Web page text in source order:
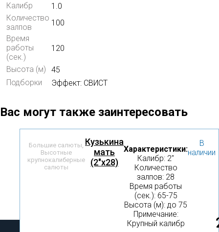
Калибр
1.0
Количество
залпов
100
Время
работы
(сек.)
120
Высота (м)
45
Подборки
Эффект: СВИСТ
Вас могут также заинтересовать
Большие салюты,
Высотные
крупнокалиберные
салюты
Кузькина
мать
(2"х28)
Характеристики:
Калибр: 2″
Количество
залпов: 28
Время работы
(сек.): 65-75
Высота (м): до 75
Примечание:
Крупный калибр
В
наличии